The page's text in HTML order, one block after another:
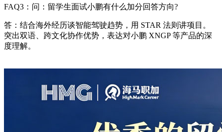
FAQ3：问：留学生面试小鹏有什么加分回答方向?
答：结合海外经历谈智能驾驶趋势，用 STAR 法则讲项目。
突出双语、跨文化协作优势，表达对小鹏 XNGP 等产品的深
度理解。